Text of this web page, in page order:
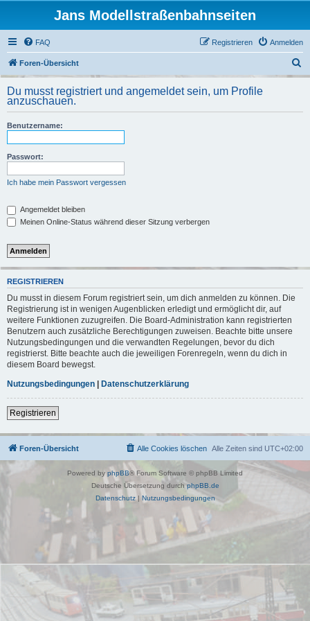
Jans Modellstraßenbahnseiten
FAQ Anmelden
Registrieren
Foren-Übersicht
u
h
Du musst registriert und angemeldet sein, um Profile
anzuschauen.
Benutzername:
Passwort:
Ich habe mein Passwort vergessen
Angemeldet bleiben
Meinen Online-Status während dieser Sitzung verbergen
REGISTRIEREN
Du musst in diesem Forum registriert sein, um dich anmelden zu können. Die
Registrierung ist in wenigen Augenblicken erledigt und ermöglicht dir, auf
weitere Funktionen zuzugreifen. Die Board-Administration kann registrierten
Benutzern auch zusätzliche Berechtigungen zuweisen. Beachte bitte unsere
Nutzungsbedingungen und die verwandten Regelungen, bevor du dich
registrierst. Bitte beachte auch die jeweiligen Forenregeln, wenn du dich in
diesem Board bewegst.
Nutzungsbedingungen | Datenschutzerklärung
Registrieren
Foren-Übersicht Alle Zeiten sind UTC+02:00
Alle Cookies löschen
Powered byphpBB® Forum Software © phpBB Limited
Deutsche Übersetzung durchphpBB.de
Datenschutz| Nutzungsbedingungen